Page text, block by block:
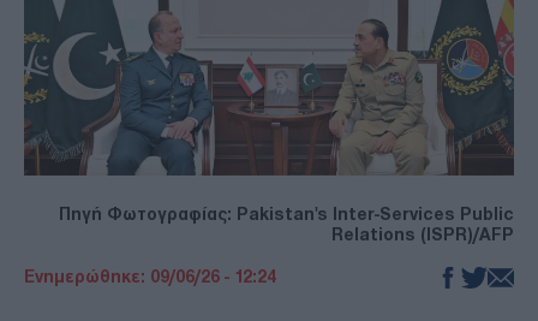
Πηγή Φωτογραφίας: Pakistan's Inter-Services Public
Relations (ISPR)/AFP
Ενημερώθηκε: 09/06/26 - 12:24